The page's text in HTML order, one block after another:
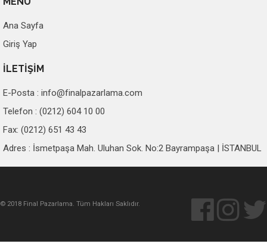
Ana Sayfa
Giriş Yap
İLETİŞİM
E-Posta : info@finalpazarlama.com
Telefon : (0212) 604 10 00
Fax: (0212) 651 43 43
Adres : İsmetpaşa Mah. Uluhan Sok. No:2 Bayrampaşa | İSTANBUL
© 2018 Final Pazarlama. Tüm Hakları Saklıdır.